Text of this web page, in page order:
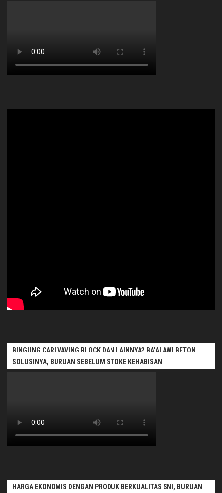
BINGUNG CARI VAVING BLOCK DAN LAINNYA?.BA’ALAWI BETON
SOLUSINYA, BURUAN SEBELUM STOKE KEHABISAN
HARGA EKONOMIS DENGAN PRODUK BERKUALITAS SNI, BURUAN